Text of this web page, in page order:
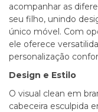
acompanhar as
seu filho, unindo
único móvel. Com
ele oferece
personalização
Design e Estilo
O visual clean em
cabeceira esculpida